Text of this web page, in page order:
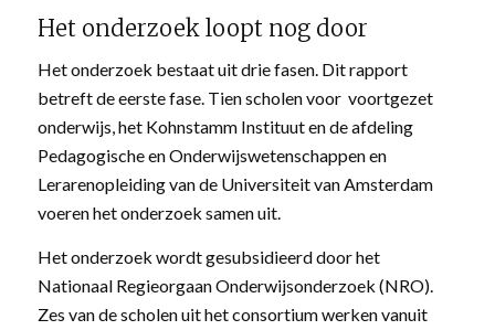
Het onderzoek loopt nog door
Het onderzoek bestaat uit drie fasen. Dit rapport
betreft de eerste fase. Tien scholen voor voortgezet
onderwijs, het Kohnstamm Instituut en de afdeling
Pedagogische en Onderwijswetenschappen en
Lerarenopleiding van de Universiteit van Amsterdam
voeren het onderzoek samen uit.
Het onderzoek wordt gesubsidieerd door het
Nationaal Regieorgaan Onderwijsonderzoek (NRO).
Zes van de scholen uit het consortium werken vanuit